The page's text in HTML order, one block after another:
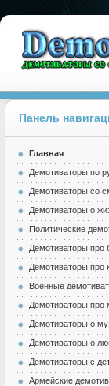
Demotes.ru
Панель
Главная
Демотиваторы по
Демотиваторы со
Демотиваторы о
Политические
Демотиваторы про
Демотиваторы про
Военные
Демотиваторы про
Демотиваторы о
Демотиваторы о
Демотиваторы с
Армейские